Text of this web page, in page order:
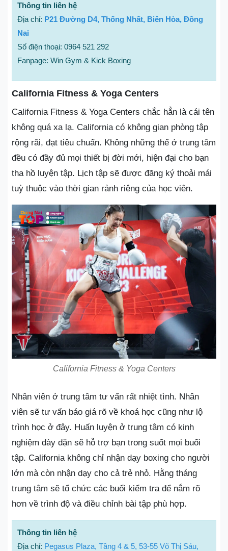
Thông tin liên hệ
Địa chỉ: P21 Đường D4, Thống Nhất, Biên Hòa, Đồng
Nai
Số điện thoại: 0964 521 292
Fanpage: Win Gym & Kick Boxing
California Fitness & Yoga Centers
California Fitness & Yoga Centers chắc hẳn là cái tên
không quá xa lạ. California có không gian phòng tập
rộng rãi, đạt tiêu chuẩn. Không những thế ở trung tâm
đều có đầy đủ mọi thiết bị đời mới, hiện đại cho bạn
tha hồ luyện tập. Lịch tập sẽ được đăng ký thoải mái
tuỳ thuộc vào thời gian rảnh riêng của học viên.
California Fitness & Yoga Centers
Nhân viên ở trung tâm tư vấn rất nhiệt tình. Nhân
viên sẽ tư vấn báo giá rõ về khoá học cũng như lộ
trình học ở đây. Huấn luyện ở trung tâm có kinh
nghiệm dày dặn sẽ hỗ trợ bạn trong suốt mọi buổi
tập. California không chỉ nhận dạy boxing cho người
lớn mà còn nhận dạy cho cả trẻ nhỏ. Hằng tháng
trung tâm sẽ tổ chức các buổi kiểm tra để nắm rõ
hơn về trình độ và điều chỉnh bài tập phù hợp.
Thông tin liên hệ
Địa chỉ: Pegasus Plaza, Tầng 4 & 5, 53-55 Võ Thị Sáu,